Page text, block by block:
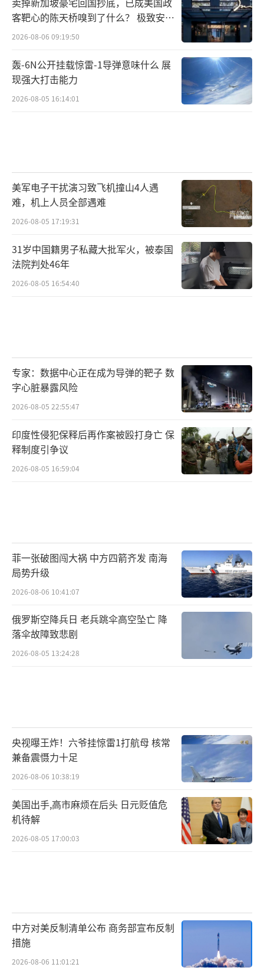
客靶心的陈天桥嗅到了什么？ 极致安全
的追寻
2026-08-06 09:19:50
轰-6N公开挂载惊雷-1导弹意味什么 展
现强大打击能力
2026-08-05 16:14:01
美军电子干扰演习致飞机撞山4人遇
难，机上人员全部遇难
2026-08-05 17:19:31
31岁中国籍男子私藏大批军火，被泰国
法院判处46年
2026-08-05 16:54:40
专家：数据中心正在成为导弹的靶子 数
字心脏暴露风险
2026-08-05 22:55:47
印度性侵犯保释后再作案被殴打身亡 保
释制度引争议
2026-08-05 16:59:04
菲一张破图闯大祸 中方四箭齐发 南海
局势升级
2026-08-06 10:41:07
俄罗斯空降兵日 老兵跳伞高空坠亡 降
落伞故障致悲剧
2026-08-05 13:24:28
央视曝王炸！六爷挂惊雷1打航母 核常
兼备震慑力十足
2026-08-06 10:38:19
美国出手,高市麻烦在后头 日元贬值危
机待解
2026-08-05 17:00:03
中方对美反制清单公布 商务部宣布反制
措施
2026-08-06 11:01:21